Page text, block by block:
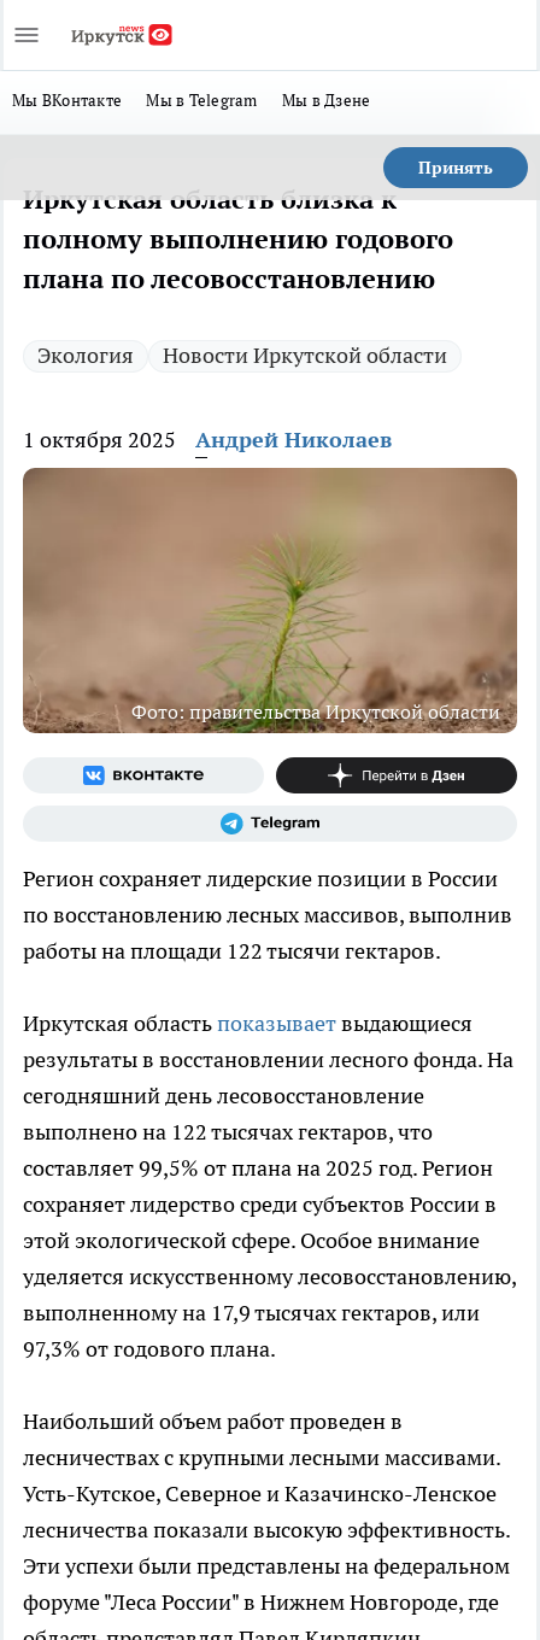
Мы ВКонтакте Мы в Telegram Мы в Дзене
Принять
Иркутская область близка к
полному выполнению годового
плана по лесовосстановлению
Экология Новости Иркутской области
1 октября 2025 Андрей Николаев
Фото: правительства Иркутской области
Регион сохраняет лидерские позиции в России
по восстановлению лесных массивов, выполнив
работы на площади 122 тысячи гектаров.
Иркутская областьпоказываетвыдающиеся
результаты в восстановлении лесного фонда. На
сегодняшний день лесовосстановление
выполнено на 122 тысячах гектаров, что
составляет 99,5% от плана на 2025 год. Регион
сохраняет лидерство среди субъектов России в
этой экологической сфере. Особое внимание
уделяется искусственному лесовосстановлению,
выполненному на 17,9 тысячах гектаров, или
97,3% от годового плана.
Наибольший объем работ проведен в
лесничествах с крупными лесными массивами.
Усть-Кутское, Северное и Казачинско-Ленское
лесничества показали высокую эффективность.
Эти успехи были представлены на федеральном
форуме "Леса России" в Нижнем Новгороде, где